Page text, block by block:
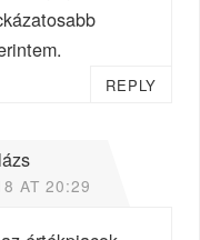
REPLY
AT 20:29